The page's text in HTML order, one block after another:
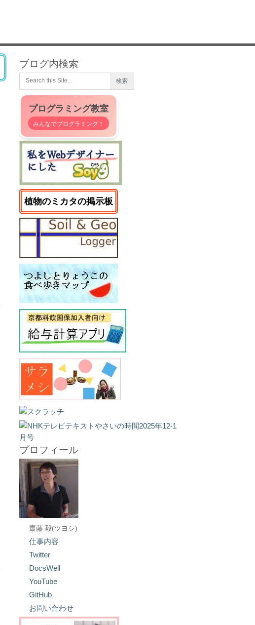
ブログ内検索
プログラミング教室
みんなでプログラミング！
植物のミカタの掲示板
プロフィール
齋藤 毅(ツヨシ)
仕事内容
Twitter
DocsWell
YouTube
GitHub
お問い合わせ